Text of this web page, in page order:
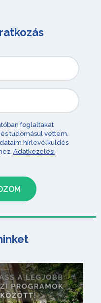
foglaltakat
tudomásul vettem.
hírlevélküldés
Adatkezelési